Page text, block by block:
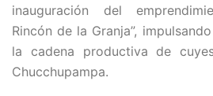
inauguración del
Rincón de la Granja”,
la cadena productiva de
Chucchupampa.